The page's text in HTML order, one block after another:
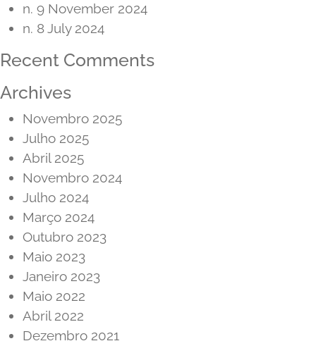
n. 9 November 2024
n. 8 July 2024
Recent Comments
Archives
Novembro 2025
Julho 2025
Abril 2025
Novembro 2024
Julho 2024
Março 2024
Outubro 2023
Maio 2023
Janeiro 2023
Maio 2022
Abril 2022
Dezembro 2021